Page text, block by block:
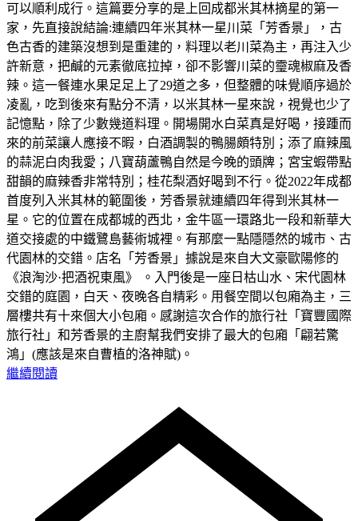
可以順利成行。這篇要分享的是上回成都米其林摘星的第一
家，先直接說結論:連續四年米其林一星川菜「芳香景」，古
色古香的建築沒想到是重建的，料理以老川菜為主，再注入少
許新意，把鹹的元素徹底拉掉，卻不影響川菜的𩆜魂椒麻及香
辣。這一餐連水果足足上了29道之多，但整體的味覺順序過於
凌亂，吃到後來有點分不清，以米其林一星來說，視覺也少了
記憶點，除了少數幾道料理。開場開水白菜真是好喝，接踵而
來的前菜讓人應接不暇，白酒調製的鴨腸頗特別；添了麻辣風
的蒜泥白肉我愛；八寶葫蘆鴨自然是今晚的頭牌；宮宝蝦帶點
甜韻的麻辣香非常特別；桂花梨酒好喝到不行。從2022年成都
首度列入米其林的範圍後，芳香景就連續四年得到米其林一
星。它的位置在成都城的西北，金牛區一環路北一段和新華大
道交接處的中鐵鷺島藝術城裡。有那麼一點隱隱然的城市、古
代園林的交錯。店名「芳香景」據說是來自大文豪歐陽修的
《浪淘沙·把酒祝東風》 。入門後是一座日枯山水、宋代園林
交錯的庭園，白天、夜晚各自精彩。用餐空間以包廂為主，三
層樓共有十來個大小包廂。感謝這次合作的旅行社「寶豐國際
旅行社」和芳香景的主廚幫我們安排了最大的包廂「翩若驚
鴻」(應該是來自曹植的洛神賦)。
繼續閱讀